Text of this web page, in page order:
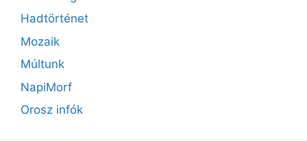
Hadtörténet
Mozaik
Múltunk
NapiMorf
Orosz infók